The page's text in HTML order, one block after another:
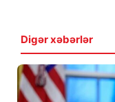
Digər xəbərlər